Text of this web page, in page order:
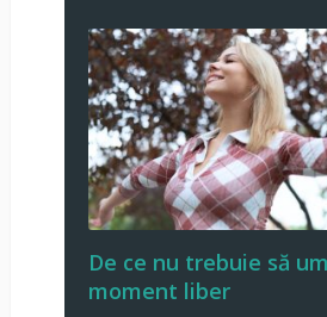
De ce nu trebuie să
moment liber